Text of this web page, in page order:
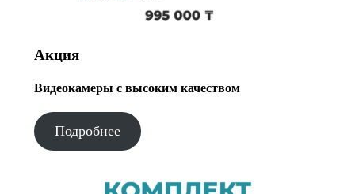
Акция
Видеокамеры с высоким качеством
Подробнее